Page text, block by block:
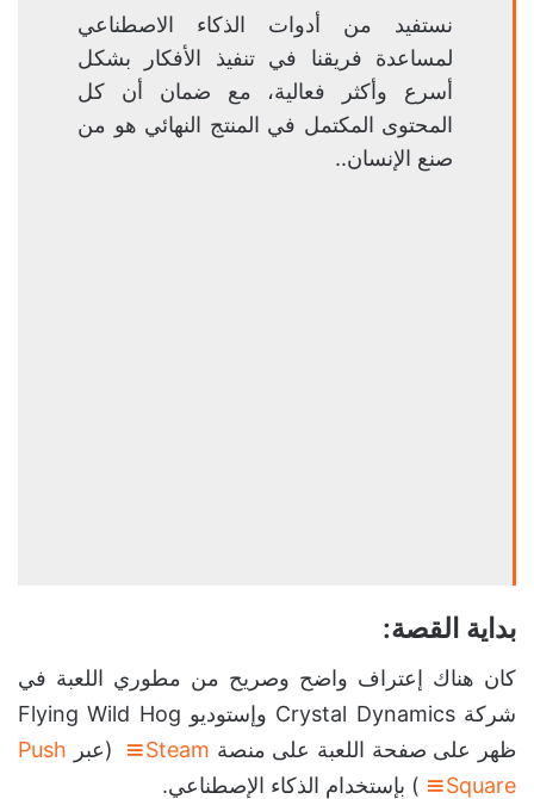
نستفيد من أدوات الذكاء الاصطناعي
لمساعدة فريقنا في تنفيذ الأفكار بشكل
أسرع وأكثر فعالية، مع ضمان أن كل
المحتوى المكتمل في المنتج النهائي هو من
صنع الإنسان..
بداية القصة:
كان هناك إعتراف واضح وصريح من مطوري اللعبة في
شركة Crystal Dynamics وإستوديو Flying Wild Hog
ظهر على صفحة اللعبة على منصة Steam (عبر Push
Square
) بإستخدام الذكاء الإصطناعي.